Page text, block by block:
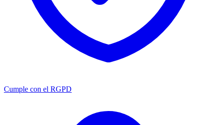
Cumple con el RGPD